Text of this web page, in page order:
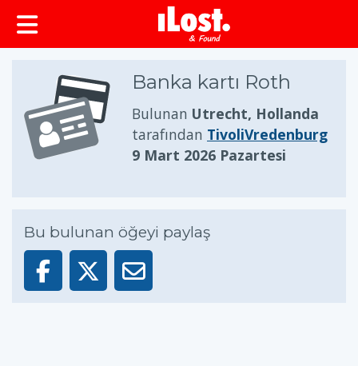
Banka kartı Roth
Bulunan Utrecht, Hollanda
tarafından TivoliVredenburg
9 Mart 2026 Pazartesi
Bu bulunan öğeyi paylaş